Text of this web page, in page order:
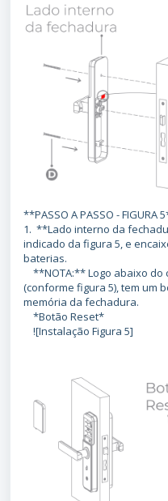
**PASSO A PASSO - FIGURA
1. **Lado interno da
indicado da figura 5, e
baterias.
**NOTA:** Logo abaixo do
(conforme figura 5), tem um
memória da fechadura.
*Botão Reset*
![Instalação Figura 5]